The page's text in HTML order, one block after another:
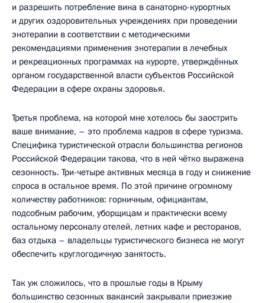
и разрешить потребление вина в санаторно-курортных
и других оздоровительных учреждениях при проведении
энотерапии в соответствии с методическими
рекомендациями применения энотерапии в лечебных
и рекреационных программах на курорте, утверждённых
органом государственной власти субъектов Российской
Федерации в сфере охраны здоровья.
Третья проблема, на которой мне хотелось бы заострить
ваше внимание, – это проблема кадров в сфере туризма.
Специфика туристической отрасли большинства регионов
Российской Федерации такова, что в ней чётко выражена
сезонность. Три-четыре активных месяца в году и снижение
спроса в остальное время. По этой причине огромному
количеству работников: горничным, официантам,
подсобным рабочим, уборщицам и практически всему
остальному персоналу отелей, летних кафе и ресторанов,
баз отдыха – владельцы туристического бизнеса не могут
обеспечить круглогодичную занятость.
Так уж сложилось, что в прошлые годы в Крыму
большинство сезонных вакансий закрывали приезжие